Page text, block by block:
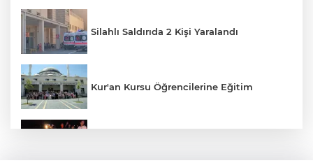
Silahlı Saldırıda 2 Kişi Yaralandı
Kur'an Kursu Öğrencilerine Eğitim